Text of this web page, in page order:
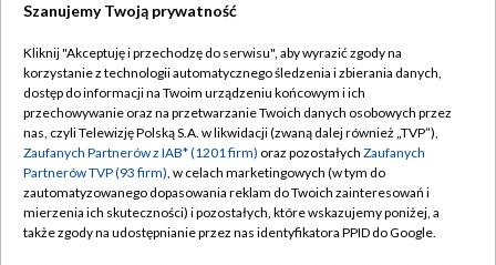
TVP
Abonament TVP
Emisja w TVP
Centrum informacji TVP
Naziemna Telewizja Cyfrowa
Regulamin TVP
Polityka prywatności
Moje zgody
Pomoc
Szanujemy Twoją prywatność
Kliknij "Akceptuję i przechodzę do serwisu", aby wyrazić zgody na
korzystanie z technologii automatycznego śledzenia i zbierania danych,
dostęp do informacji na Twoim urządzeniu końcowym i ich
przechowywanie oraz na przetwarzanie Twoich danych osobowych przez
nas, czyli Telewizję Polską S.A. w likwidacji (zwaną dalej również „TVP”),
Zaufanych Partnerów z IAB* (1201 firm) oraz pozostałych Zaufanych
Partnerów TVP (93 firm), w celach marketingowych (w tym do
zautomatyzowanego dopasowania reklam do Twoich zainteresowań i
mierzenia ich skuteczności) i pozostałych, które wskazujemy poniżej, a
także zgody na udostępnianie przez nas identyfikatora PPID do Google.